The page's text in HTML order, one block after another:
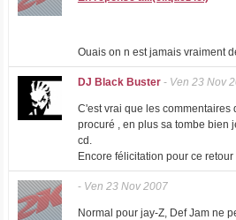
Ouais on n est jamais vraiment
DJ Black Buster- Ven 23 Nov
C'est vrai que les commentaires
procuré , en plus sa tombe bien
cd.
Encore félicitation pour ce
- Ven 23 Nov 2007
Normal pour jay-Z, Def Jam ne